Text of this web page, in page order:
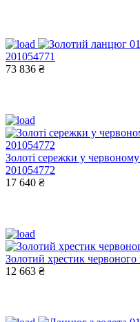
201054771
73 836 ₴
Золоті сережки у
201054772
17 640 ₴
Золотий хрестик
12 663 ₴